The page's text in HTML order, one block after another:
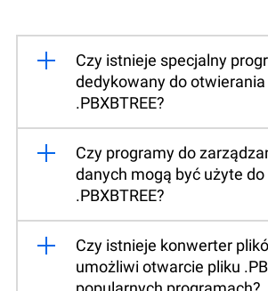
Czy istnieje specjalny
dedykowany do
.PBXBTREE?
Czy programy do
danych mogą być użyte
.PBXBTREE?
Czy istnieje konwerter
umożliwi otwarcie pliku